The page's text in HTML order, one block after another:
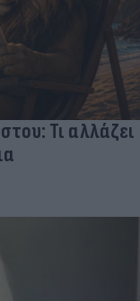
Τι αλλάζει